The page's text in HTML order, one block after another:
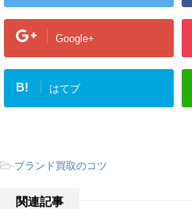
Google+
B! はてブ
-ブランド買取のコツ
関連記事